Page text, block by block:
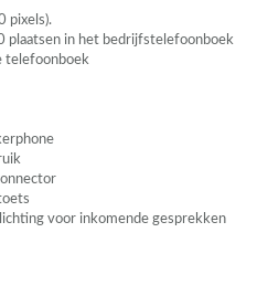
pixels).
plaatsen in het bedrijfstelefoonboek
telefoonboek
voor inkomende gesprekken